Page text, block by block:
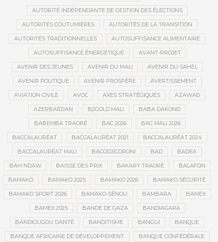
AUTORITÉ INDÉPENDANTE DE GESTION DES ÉLECTIONS
AUTORITÉS COUTUMIÈRES AUTORITÉS DE LA TRANSITION
AUTORITÉS TRADITIONNELLES AUTOSUFFISANCE ALIMENTAIRE
AUTOSUFFISANCE ÉNERGÉTIQUE AVANT-PROJET
AVENIR DES JEUNES AVENIR DU MALI AVENIR DU SAHEL
AVENIR POLITIQUE AVENIR PROSPÈRE AVERTISSEMENT
AVIATION CIVILE AVOC AXES STRATÉGIQUES AZAWAD
AZERBAÏDJAN B2GOLD MALI BABA DAKONO
BABEMBA TRAORÉ BAC 2026 BAC MALI 2026
BACCALAURÉAT BACCALAURÉAT 2021 BACCALAURÉAT 2024
BACCALAURÉAT MALI BACODJICORONI BAD BADEA
BAH NDAW BAISSE DES PRIX BAKARY TRAORÉ BALAFON
BAMAKO BAMAKO 2025 BAMAKO 2026 BAMAKO SÉCURITÉ
BAMAKO SPORT 2026 BAMAKO-SÉNOU BAMBARA BAMEX
BAMEX 2025 BANDE DE GAZA BANDIAGARA
BANDIOUGOU DANTÉ BANDITISME BANGUI BANQUE
BANQUE AFRICAINE DE DÉVELOPPEMENT BANQUE CONFÉDÉRALE